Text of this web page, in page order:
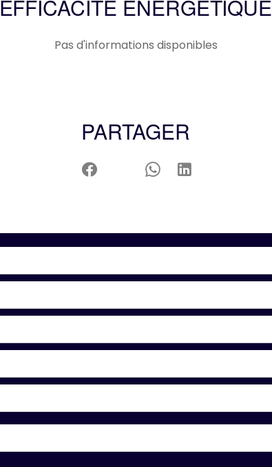
EFFICACITÉ ÉNERGÉTIQUE
Pas d'informations disponibles
PARTAGER